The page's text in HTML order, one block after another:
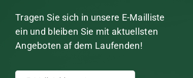
Tragen Sie sich in unsere E-Mailliste
ein und bleiben Sie mit aktuellsten
Angeboten af dem Laufenden!